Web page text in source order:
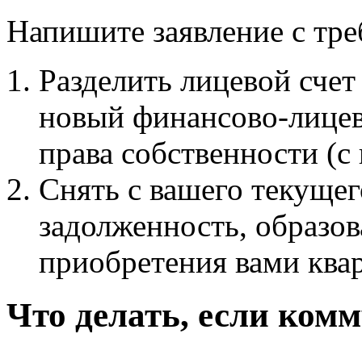
Напишите заявление с
Разделить лицевой
новый финансово-
права собственности
Снять с вашего
задолженность,
приобретения вами
Что делать, если